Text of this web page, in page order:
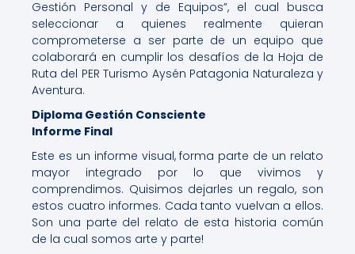
Gestión Personal y de Equipos”, el cual busca
seleccionar a quienes realmente quieran
comprometerse a ser parte de un equipo que
colaborará en cumplir los desafíos de la Hoja de
Ruta del PER Turismo Aysén Patagonia Naturaleza y
Aventura.
Diploma Gestión Consciente
Informe Final
Este es un informe visual, forma parte de un relato
mayor integrado por lo que vivimos y
comprendimos. Quisimos dejarles un regalo, son
estos cuatro informes. Cada tanto vuelvan a ellos.
Son una parte del relato de esta historia común
de la cual somos arte y parte!